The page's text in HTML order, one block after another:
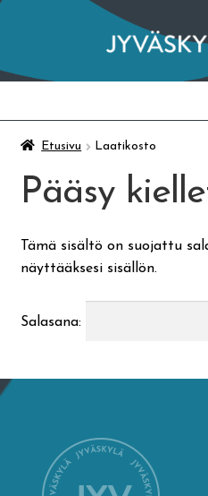
Taidemuseo & Ratamo
Suomen käsityön museo
Skeittihalli
Taideapteekki
Etusivu Laatikosto
Pääsy
Tämä sisältö on suojattu
näyttääksesi sisällön.
Salasana: